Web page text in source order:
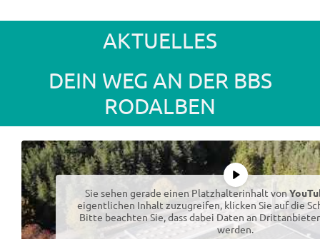
AKTUELLES
DEIN WEG AN DER BBS
RODALBEN
Sie sehen gerade einen Platzhalterinhalt von
eigentlichen Inhalt zuzugreifen, klicken Sie auf die
Bitte beachten Sie, dass dabei Daten an
werden.